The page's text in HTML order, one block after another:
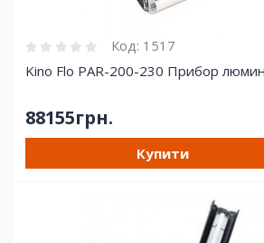
Код: 1517
Kino Flo PAR-200-230 Прибор
88155грн.
Купити